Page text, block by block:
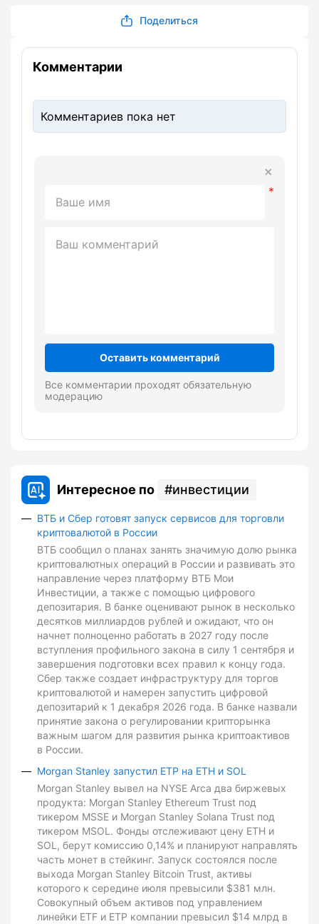
Поделиться
Комментарии
Комментариев пока нет
Оставить комментарий
Все комментарии проходят обязательную
модерацию
Интересное по инвестиции
ВТБ и Сбер готовят запуск сервисов для торговли
криптовалютой в России
ВТБ сообщил о планах занять значимую долю рынка
криптовалютных операций в России и развивать это
направление через платформу ВТБ Мои
Инвестиции, а также с помощью цифрового
депозитария. В банке оценивают рынок в несколько
десятков миллиардов рублей и ожидают, что он
начнет полноценно работать в 2027 году после
вступления профильного закона в силу 1 сентября и
завершения подготовки всех правил к концу года.
Сбер также создает инфраструктуру для торгов
криптовалютой и намерен запустить цифровой
депозитарий к 1 декабря 2026 года. В банке назвали
принятие закона о регулировании крипторынка
важным шагом для развития рынка криптоактивов
в России.
Morgan Stanley запустил ETP на ETH и SOL
Morgan Stanley вывел на NYSE Arca два биржевых
продукта: Morgan Stanley Ethereum Trust под
тикером MSSE и Morgan Stanley Solana Trust под
тикером MSOL. Фонды отслеживают цену ETH и
SOL, берут комиссию 0,14% и планируют направлять
часть монет в стейкинг. Запуск состоялся после
выхода Morgan Stanley Bitcoin Trust, активы
которого к середине июля превысили $381 млн.
Совокупный объем активов под управлением
линейки ETF и ETP компании превысил $14 млрд в